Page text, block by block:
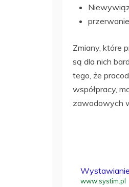
Zmiany, które
są dla nich
tego, że
współpracy,
zawodowych
www.systim.pl